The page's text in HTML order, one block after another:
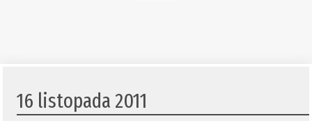
16 listopada 2011